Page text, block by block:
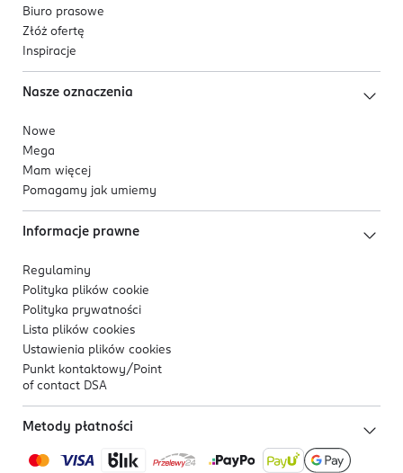
Biuro prasowe
Złóż ofertę
Inspiracje
Nasze oznaczenia
Nowe
Mega
Mam więcej
Pomagamy jak umiemy
Informacje prawne
Regulaminy
Polityka plików cookie
Polityka prywatności
Lista plików cookies
Ustawienia plików cookies
Punkt kontaktowy/ Point
of contact DSA
Metody płatności